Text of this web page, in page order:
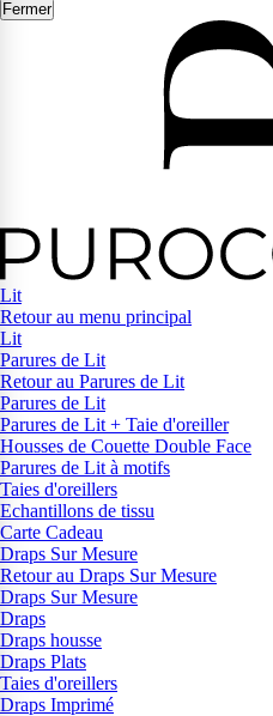
Fermer
Lit
Retour au menu principal
Lit
Parures de Lit
Retour au Parures de Lit
Parures de Lit
Parures de Lit + Taie d'oreiller
Housses de Couette Double Face
Parures de Lit à motifs
Taies d'oreillers
Echantillons de tissu
Carte Cadeau
Draps Sur Mesure
Retour au Draps Sur Mesure
Draps Sur Mesure
Draps
Draps housse
Draps Plats
Taies d'oreillers
Draps Imprimé